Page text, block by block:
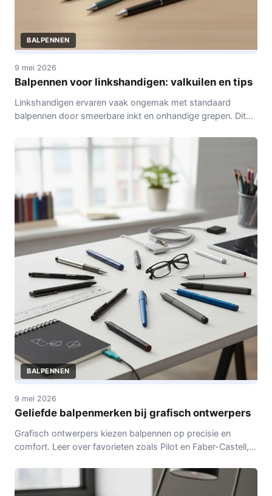
BALPENNEN
9 mei 2026
Balpennen voor linkshandigen: valkuilen en tips
Linkshandigen ervaren vaak ongemak met standaard
balpennen door smeerbare inkt en onhandige grepen. Dit
voor het kiezen en onderhouden van geschikte pennen,
inclusief advies over inkt en papier.
BALPENNEN
9 mei 2026
Geliefde balpenmerken bij grafisch ontwerpers
Grafisch ontwerpers kiezen balpennen op precisie en
comfort. Leer over favorieten zoals Pilot en Faber-Castell,
dagelijks gebruik.